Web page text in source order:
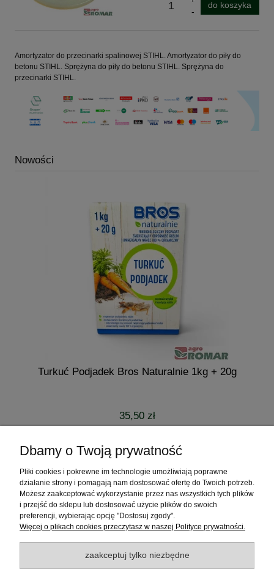
do koszyka
Amortyzator do przecinarki spalinowej STIHL. Amortyzator do piły do
betonu STIHL. Sprężyna do piły do betonu STIHL. Sprężyna do
przecinarki STIHL.
Nowości
Turkuć Podjadek Bros Naturalnie 1kg + 20g
35,50 zł
Pomoc
Moje konto
Dbamy o Twoją prywatność
Pliki cookies i pokrewne im technologie umożliwiają poprawne
działanie strony i pomagają nam dostosować ofertę do Twoich potrzeb.
Możesz zaakceptować wykorzystanie przez nas wszystkich tych plików
i przejść do sklepu lub dostosować użycie plików do swoich
preferencji, wybierając opcję "Dostosuj zgody".
Więcej o plikach cookies przeczytasz w naszej Polityce prywatności.
zaakceptuj tylko niezbędne